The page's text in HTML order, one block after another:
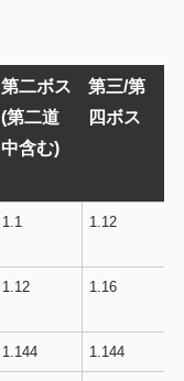
第二ボス
(第二道
中含む)
第三/第
四ボス
1.1 1.12
1.12 1.16
1.144 1.144